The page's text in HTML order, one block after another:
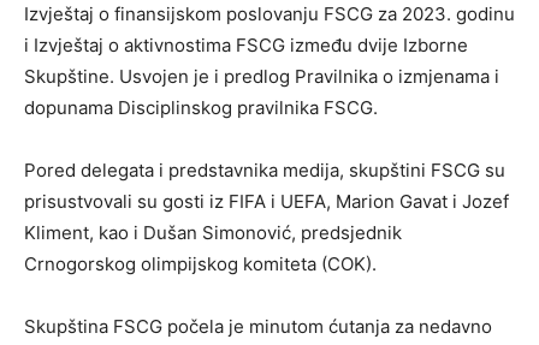
Izvještaj o finansijskom poslovanju FSCG za 2023. godinu
i Izvještaj o aktivnostima FSCG između dvije Izborne
Skupštine. Usvojen je i predlog Pravilnika o izmjenama i
dopunama Disciplinskog pravilnika FSCG.
Pored delegata i predstavnika medija, skupštini FSCG su
prisustvovali su gosti iz FIFA i UEFA, Marion Gavat i Jozef
Kliment, kao i Dušan Simonović, predsjednik
Crnogorskog olimpijskog komiteta (COK).
Skupština FSCG počela je minutom ćutanja za nedavno